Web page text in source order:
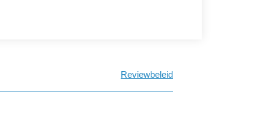
Reviewbeleid